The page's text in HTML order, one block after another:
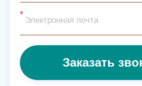
Заказать